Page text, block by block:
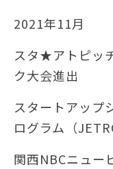
2021年11⽉
スタ★アトピッ
ク⼤会進出
スタートアップ
ログラム（
関⻄NBCニュー